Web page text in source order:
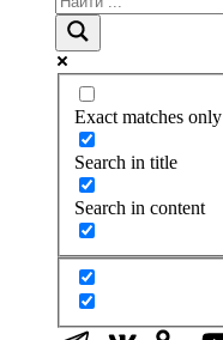
Exact matches only
Search in title
Search in content